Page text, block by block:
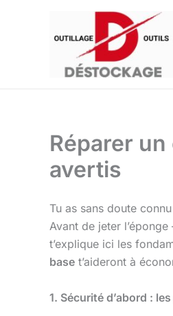
Réparer
avertis
Tu as sans doute
Avant de jeter l’éponge
t’explique ici les
base t’aideront à
1. Sécurité d’abord :